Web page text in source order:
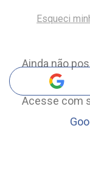
Esqueci
Ainda não
Acesse com